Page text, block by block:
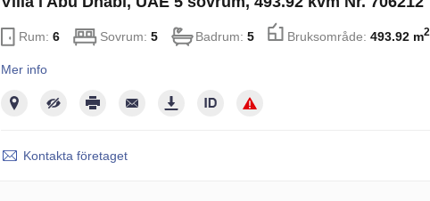
Rum: 6 Sovrum: 5 Badrum: 5 Bruksområde: 493.92 m2
Mer info
Kontakta företaget